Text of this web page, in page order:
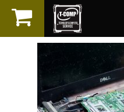
LAPTOP
SPAREPART
AKSESORIS